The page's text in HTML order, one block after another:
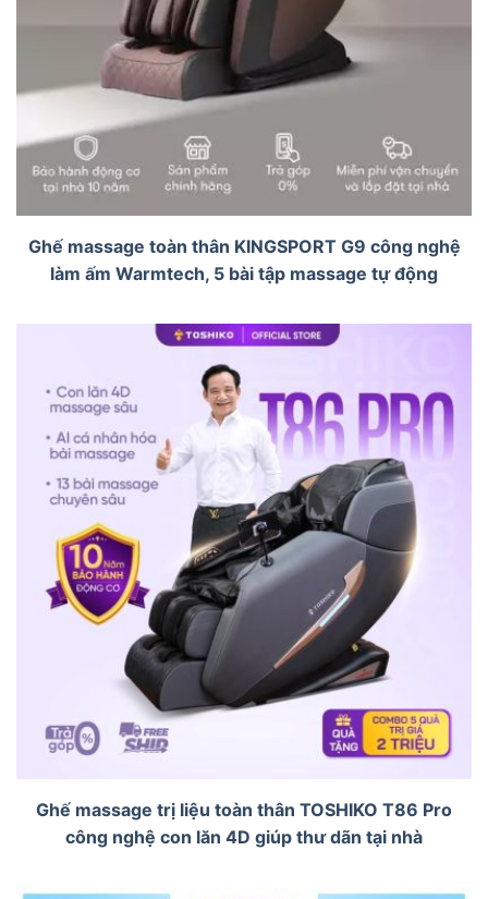
Ghế massage toàn thân KINGSPORT G9 công nghệ
làm ấm Warmtech, 5 bài tập massage tự động
Ghế massage trị liệu toàn thân TOSHIKO T86 Pro
công nghệ con lăn 4D giúp thư dãn tại nhà